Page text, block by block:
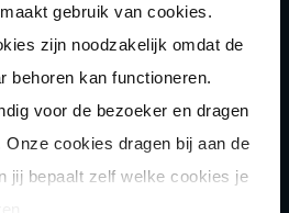
gebruik van cookies.
zijn noodzakelijk omdat de
behoren kan functioneren.
voor de bezoeker en dragen
cookies dragen bij aan de
jij bepaalt zelf welke cookies je
E-chopper
SkiMuziekbingo
Combideals
menten